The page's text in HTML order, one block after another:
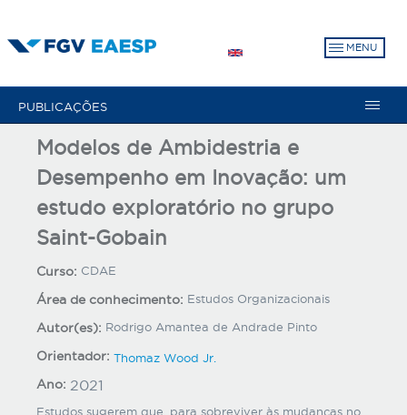
para
MENU
PUBLICAÇÕES
Modelos de Ambidestria e
Desempenho em Inovação: um
estudo exploratório no grupo
Saint-Gobain
Curso: CDAE
Área de conhecimento: Estudos Organizacionais
Autor(es): Rodrigo Amantea de Andrade Pinto
Orientador: Thomaz Wood Jr.
Ano: 2021
Estudos sugerem que, para sobreviver às mudanças no